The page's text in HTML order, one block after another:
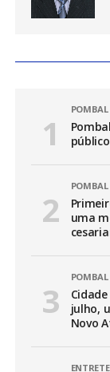
POMBAL
POMBAL
uma
POMBAL
julho,
Novo